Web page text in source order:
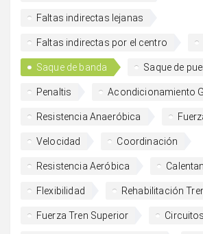
Faltas indirectas lejanas
Faltas indirectas por el centro
Saque de banda Saque de
Penaltis Acondicionamiento
Resistencia Anaeróbica
Velocidad Coordinación
Resistencia Aeróbica
Flexibilidad Rehabilitación
Fuerza Tren Superior Circuitos